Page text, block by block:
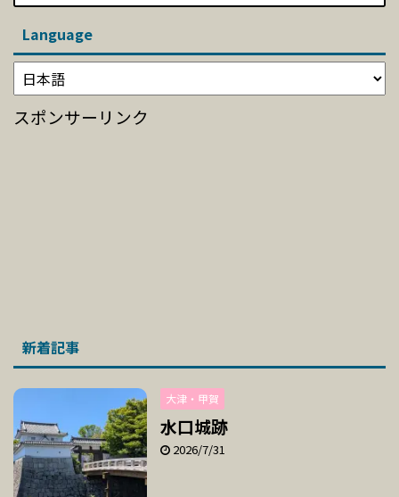
Language
スポンサーリンク
新着記事
大津・甲賀
水口城跡
2026/7/31